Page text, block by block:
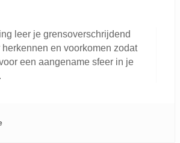
leer je grensoverschrijdend
en voorkomen zodat
een aangename sfeer in je